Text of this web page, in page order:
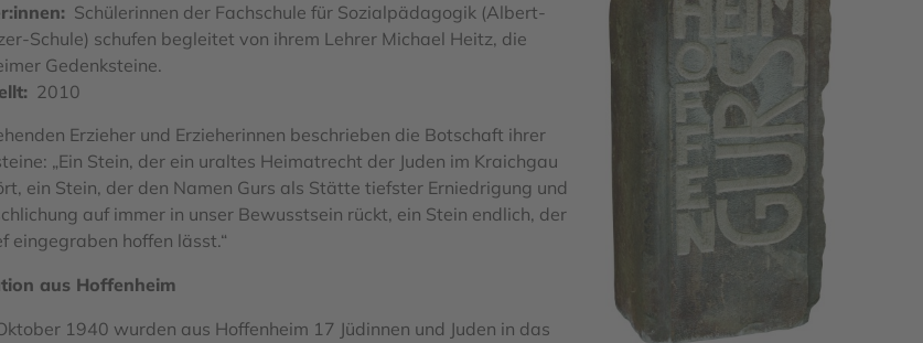
Schülerinnen der Fachschule für Sozialpädagogik (Albert-
Schule) schufen begleitet von ihrem Lehrer Michael Heitz, die
Gedenksteine.
2010
Erzieher und Erzieherinnen beschrieben die Botschaft ihrer
„Ein Stein, der ein uraltes Heimatrecht der Juden im Kraichgau
ein Stein, der den Namen Gurs als Stätte tiefster Erniedrigung und
auf immer in unser Bewusstsein rückt, ein Stein endlich, der
eingegraben hoffen lässt.“
aus Hoffenheim
1940 wurden aus Hoffenheim 17 Jüdinnen und Juden in das